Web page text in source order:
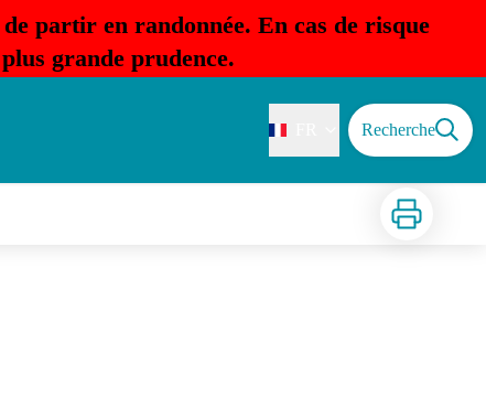
partir en randonnée. En cas de risque
grande prudence.
Recherche
Imprimer